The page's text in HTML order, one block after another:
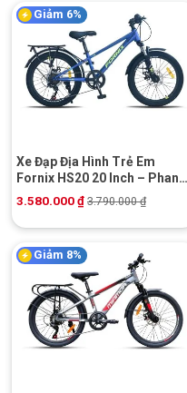
Giảm 6%
Xe Đạp Địa Hình Trẻ Em
Fornix HS20 20 Inch – Phanh
Đĩa Cơ
3.580.000₫ 3.790.000₫
Giảm 8%